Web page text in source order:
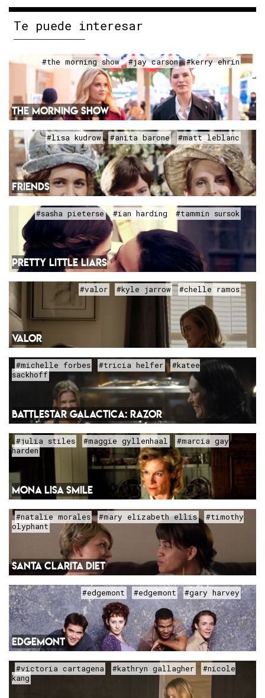
Te puede interesar
#the morning show #jay carson #kerry ehrin
THE MORNING SHOW
#lisa kudrow #anita barone #matt leblanc
FRIENDS
#sasha pieterse #ian harding #tammin sursok
PRETTY LITTLE LIARS
#valor #kyle jarrow #chelle ramos
VALOR
#michelle forbes #tricia helfer
#katee
sackhoff
BATTLESTAR GALACTICA: RAZOR
#julia stiles #maggie gyllenhaal
#marcia gay
harden
MONA LISA SMILE
#natalie morales #mary elizabeth ellis
#timothy
olyphant
SANTA CLARITA DIET
#edgemont #edgemont #gary harvey
EDGEMONT
#victoria cartagena #kathryn gallagher
#nicole
kang